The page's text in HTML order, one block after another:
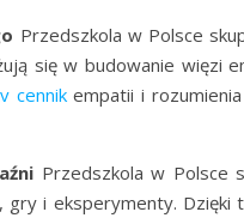
Przedszkola w Polsce
się w budowanie więzi
cennikempatii i
Przedszkola w Polsce
i eksperymenty. Dzięki